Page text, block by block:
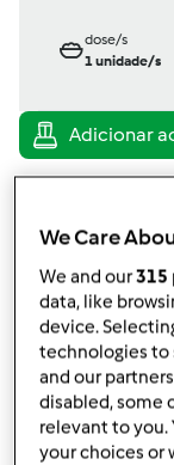
dose/s
1unidade/s
We Care
We and our315
data, like
device.
technologies to
and our
disabled, some
relevant to you.
your choices or